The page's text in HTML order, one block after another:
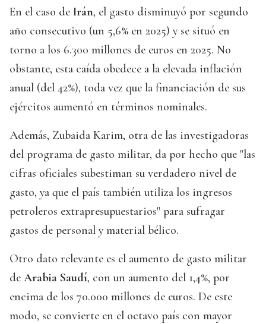
En el caso de Irán, el gasto disminuyó por segundo
año consecutivo (un 5,6% en 2025) y se situó en
torno a los 6.300 millones de euros en 2025. No
obstante, esta caída obedece a la elevada inflación
anual (del 42%), toda vez que la financiación de sus
ejércitos aumentó en términos nominales.
Además, Zubaida Karim, otra de las investigadoras
del programa de gasto militar, da por hecho que "las
cifras oficiales subestiman su verdadero nivel de
gasto, ya que el país también utiliza los ingresos
petroleros extrapresupuestarios" para sufragar
gastos de personal y material bélico.
Otro dato relevante es el aumento de gasto militar
de Arabia Saudí, con un aumento del 1,4%, por
encima de los 70.000 millones de euros. De este
modo, se convierte en el octavo país con mayor